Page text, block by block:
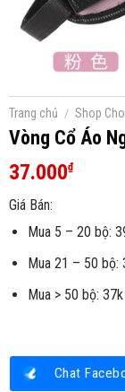
Trang chủ / Shop
Vòng Cổ Áo
37.000₫
Giá Bán:
Mua 5 – 20 bộ:
Mua 21 – 50 bộ:
Mua > 50 bộ: 37k
Chat